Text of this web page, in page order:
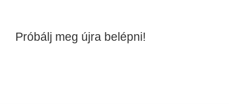
Próbálj meg újra belépni!